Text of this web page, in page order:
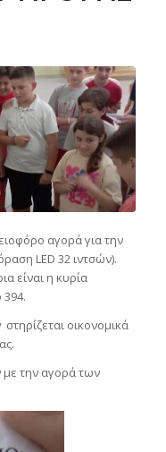
αγορά για την
LED 32 ιντσών).
είναι η κυρία
οικονομικά
με την αγορά των